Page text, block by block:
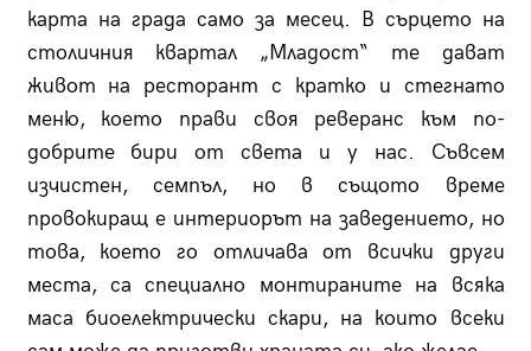
карта на града само за месец. В сърцето на
столичния квартал „Младост“ те дават
живот на ресторант с кратко и стегнато
меню, което прави своя реверанс към по-
добрите бири от света и у нас. Съвсем
изчистен, семпъл, но в същото време
провокиращ е интерио­рът на заведението, но
това, което го отличава от всички други
места, са специално монтираните на всяка
маса биоелектрически скари, на които всеки